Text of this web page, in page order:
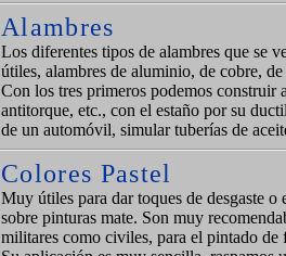
Alambres
Los diferentes tipos de alambres que se
útiles, alambres de aluminio, de cobre,
Con los tres primeros podemos construir
antitorque, etc., con el estaño por su
de un automóvil, simular tuberías de
Colores Pastel
Muy útiles para dar toques de desgaste
sobre pinturas mate. Son muy
militares como civiles, para el pintado de